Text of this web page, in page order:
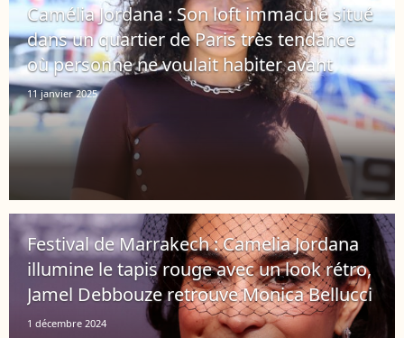
Camélia Jordana : Son loft immaculé situé
dans un quartier de Paris très tendance
où personne ne voulait habiter avant
11 janvier 2025
Festival de Marrakech : Camelia Jordana
illumine le tapis rouge avec un look rétro,
Jamel Debbouze retrouve Monica Bellucci
1 décembre 2024